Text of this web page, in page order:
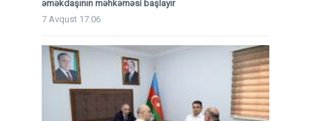
əməkdaşının məhkəməsi başlayır
7 Avqust 17:06